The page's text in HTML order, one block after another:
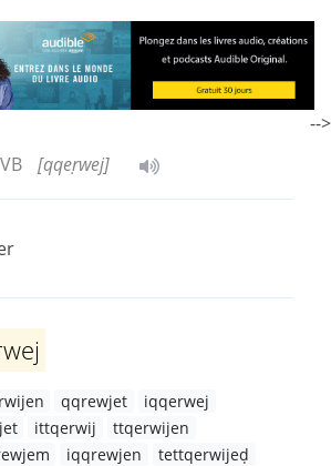
VB [qqeṛwej]
qqrewjet
iqqerwej
ittqerwij
ttqerwijen
iqqrewjen
tettqerwijeḍ
-->